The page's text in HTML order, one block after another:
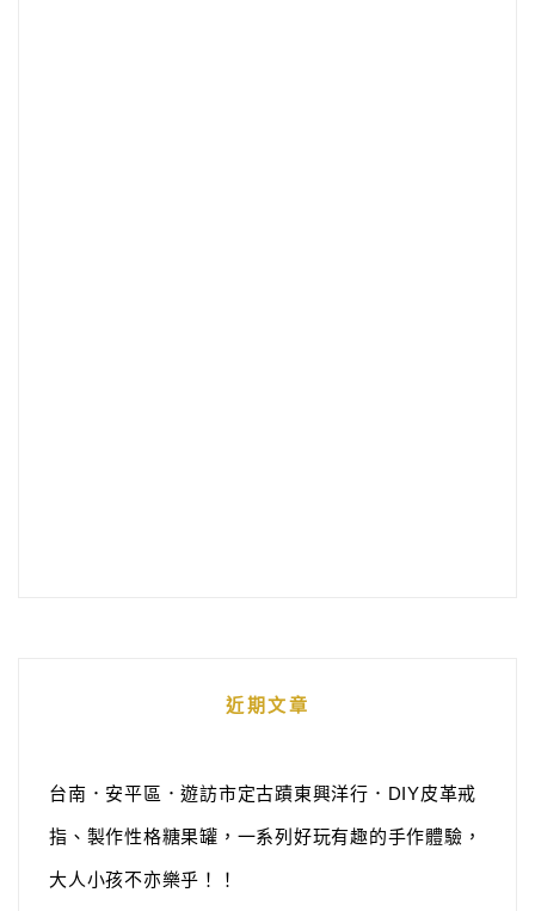
近期文章
台南．安平區．遊訪市定古蹟東興洋行．DIY皮革戒
指、製作性格糖果罐，一系列好玩有趣的手作體驗，
大人小孩不亦樂乎！！